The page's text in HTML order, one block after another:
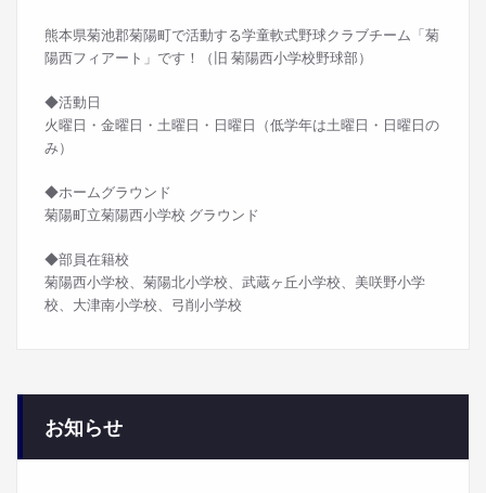
熊本県菊池郡菊陽町で活動する学童軟式野球クラブチーム「菊
陽西フィアート」です！（旧 菊陽西小学校野球部）
◆活動日
火曜日・金曜日・土曜日・日曜日（低学年は土曜日・日曜日の
み）
◆ホームグラウンド
菊陽町立菊陽西小学校 グラウンド
◆部員在籍校
菊陽西小学校、菊陽北小学校、武蔵ヶ丘小学校、美咲野小学
校、大津南小学校、弓削小学校
お知らせ